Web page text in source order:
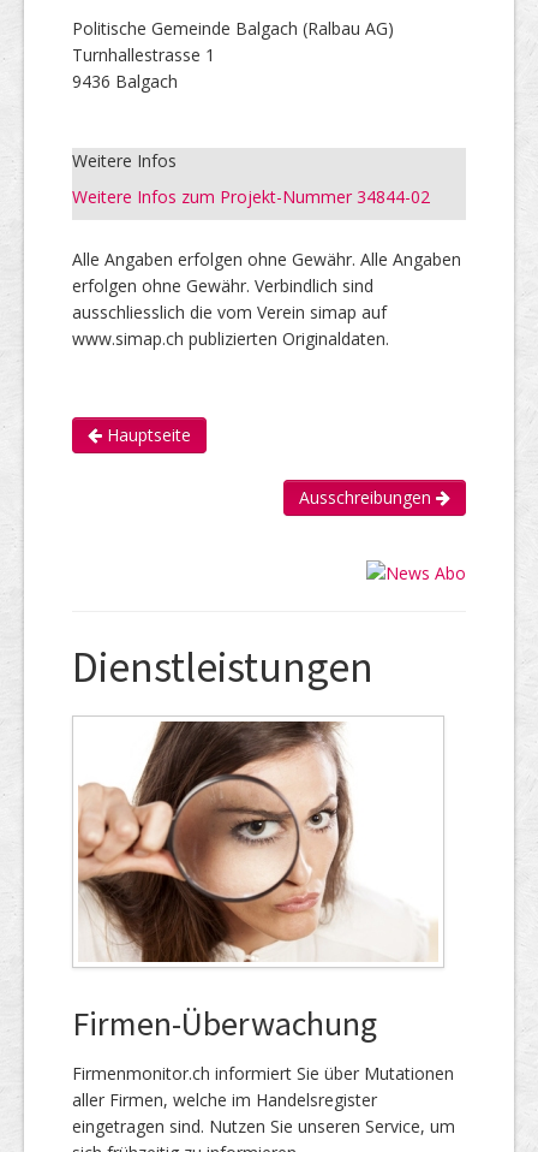
Politische Gemeinde Balgach (Ralbau AG)
Turnhallestrasse 1
9436 Balgach
Weitere Infos
Weitere Infos zum Projekt-Nummer 34844-02
Alle Angaben erfolgen ohne Gewähr. Alle Angaben
erfolgen ohne Gewähr. Verbindlich sind
ausschliesslich die vom Verein simap auf
www.simap.ch publizierten Originaldaten.
Hauptseite
Ausschreibungen
Dienstleistungen
Firmen-Überwachung
Firmenmonitor.ch informiert Sie über Mutationen
aller Firmen, welche im Handels­register
eingetragen sind. Nutzen Sie unseren Service, um